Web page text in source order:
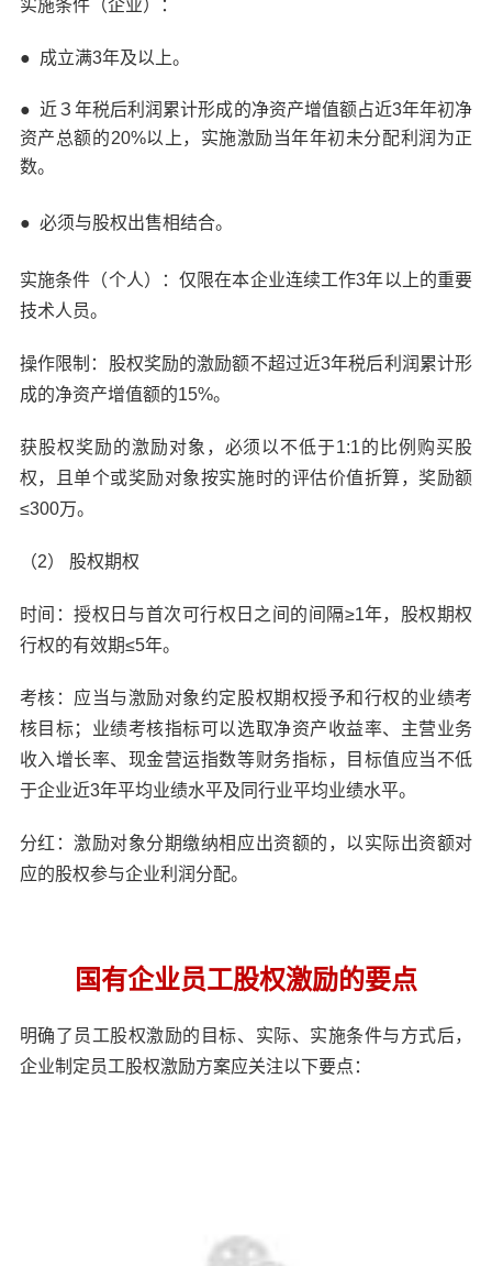
实施条件（企业）：
● 成立满3年及以上。
● 近３年税后利润累计形成的净资产增值额占近3年年初净
资产总额的20%以上，实施激励当年年初未分配利润为正
数。
● 必须与股权出售相结合。
实施条件（个人）：仅限在本企业连续工作3年以上的重要
技术人员。
操作限制：股权奖励的激励额不超过近3年税后利润累计形
成的净资产增值额的15%。
获股权奖励的激励对象，必须以不低于1:1的比例购买股
权，且单个或奖励对象按实施时的评估价值折算，奖励额
≤300万。
（2） 股权期权
时间：授权日与首次可行权日之间的间隔≥1年，股权期权
行权的有效期≤5年。
考核：应当与激励对象约定股权期权授予和行权的业绩考
核目标；业绩考核指标可以选取净资产收益率、主营业务
收入增长率、现金营运指数等财务指标，目标值应当不低
于企业近3年平均业绩水平及同行业平均业绩水平。
分红：激励对象分期缴纳相应出资额的，以实际出资额对
应的股权参与企业利润分配。
国有企业员工股权激励的要点
明确了员工股权激励的目标、实际、实施条件与方式后，
企业制定员工股权激励方案应关注以下要点：